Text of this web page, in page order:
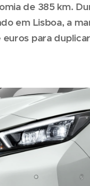
de 385 km.
em Lisboa, a
para